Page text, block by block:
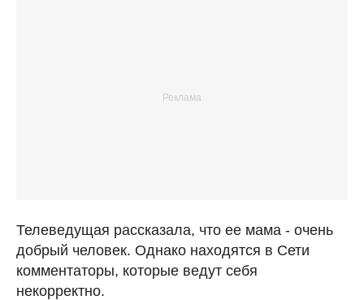
Телеведущая рассказала, что ее мама - очень
добрый человек. Однако находятся в Сети
комментаторы, которые ведут себя
некорректно.